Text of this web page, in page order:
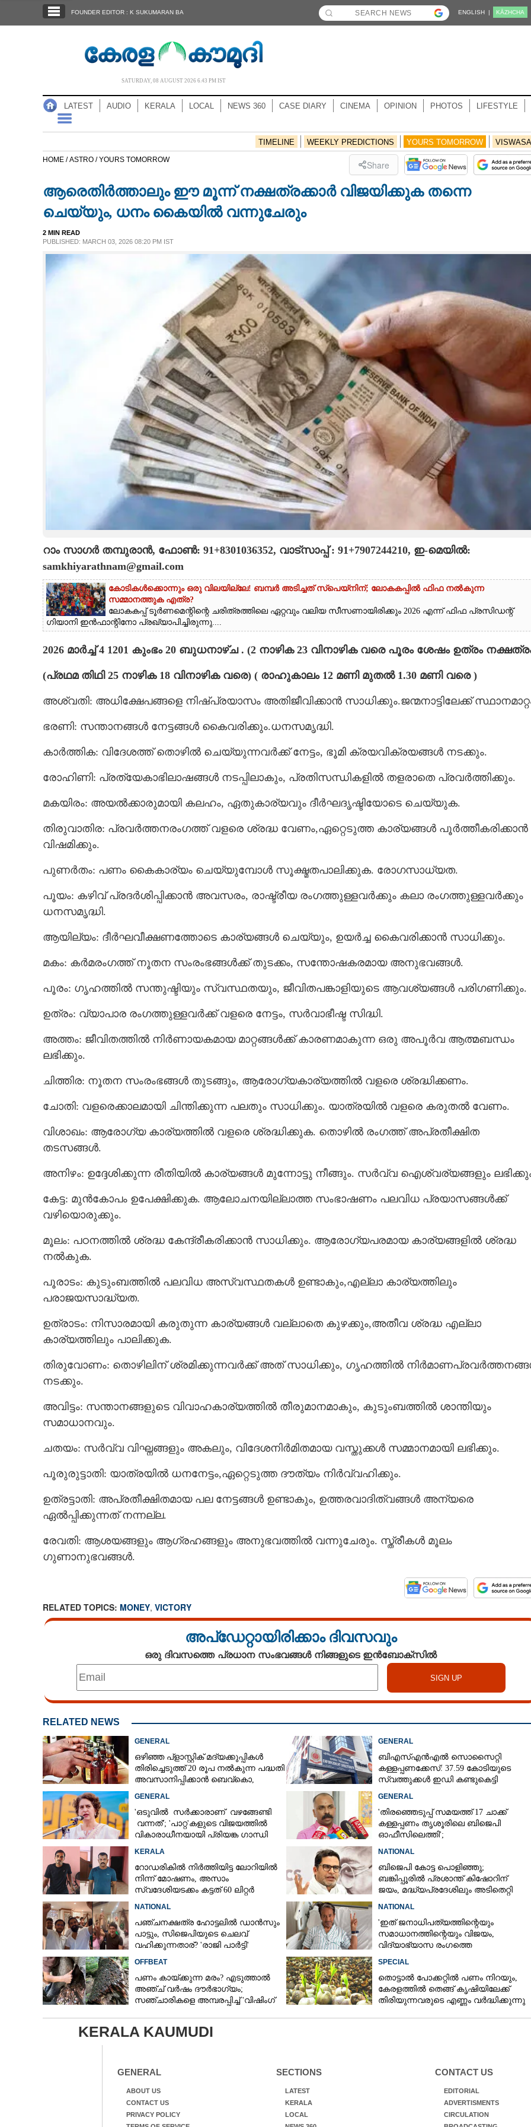
NOTIFIED NEWS
NEWS 360
CASE DIARY
CARTOONS
LITERATURE
CONTACT US
FOUNDER EDITOR : K SUKUMARAN BA ENGLISH | KĀZHCHA
SATURDAY, 08 AUGUST 2026 6.43 PM IST
LATEST AUDIO KERALA LOCAL NEWS 360 CASE DIARY CINEMA OPINION PHOTOS LIFESTYLE
TIMELINE WEEKLY PREDICTIONS YOURS TOMORROW
HOME /ASTRO /YOURS TOMORROW Share
ആരെതിർത്താലും ഈ മൂന്ന്‌ നക്ഷത്രക്കാർ വിജയിക്കുക തന്നെ
ചെയ്യും, ധനം കൈയിൽ വന്നുചേരും
2 MIN READ
PUBLISHED: MARCH 03, 2026 08:20 PM IST
റാം സാഗർ തമ്പുരാൻ, ഫോൺ: 91+8301036352, വാട്സാപ്പ് : 91+7907244210, ഇ-മെയിൽ:
samkhiyarathnam@gmail.com
കോടികൾക്കൊന്നും ഒരു വിലയില്ലേ! ബമ്പർ അടിച്ചത് സ്‌പെയ്നിന്; ലോകകപ്പിൽ ഫിഫ നൽകുന്ന
സമ്മാനത്തുക എത്ര?
ലോകകപ്പ് ടൂർണമെന്റിന്റെ ചരിത്രത്തിലെ ഏറ്റവും വലിയ സീസണായിരിക്കും 2026 എന്ന് ഫിഫ പ്രസിഡന്റ്
ഗിയാനി ഇൻഫാന്റിനോ പ്രഖ്യാപിച്ചിരുന്നു....
2026 മാർച്ച് 4 1201 കുംഭം 20 ബുധനാഴ്ച . (2 നാഴിക 23 വിനാഴിക വരെ പൂരം ശേഷം ഉത്രം
(പ്രഥമ തിഥി 25 നാഴിക 18 വിനാഴിക വരെ) ( രാഹുകാലം 12 മണി മുതൽ 1.30 മണി വരെ )
അശ്വതി: അധിക്ഷേപങ്ങളെ നിഷ്‌പ്രയാസം അതിജീവിക്കാൻ സാധിക്കും.ജന്മനാട്ടിലേക്ക്
ഭരണി: സന്താനങ്ങൾ നേട്ടങ്ങൾ കൈവരിക്കും.ധനസമൃദ്ധി.
കാർത്തിക: വിദേശത്ത് തൊഴിൽ ചെയ്യുന്നവർക്ക് നേട്ടം, ഭൂമി ക്രയവിക്രയങ്ങൾ നടക്കും.
രോഹിണി: പ്രത്യേകാഭിലാഷങ്ങൾ നടപ്പിലാകും, പ്രതിസന്ധികളിൽ തളരാതെ പ്രവർത്തിക്കും.
മകയിരം: അയൽക്കാരുമായി കലഹം, ഏതുകാര്യവും ദീർഘദൃഷ്ടിയോടെ ചെയ്യുക.
തിരുവാതിര: പ്രവർത്തനരംഗത്ത് വളരെ ശ്രദ്ധ വേണം,ഏറ്റെടുത്ത കാര്യങ്ങൾ പൂർത്തീകരിക്കാൻ
വിഷമിക്കും.
പുണർതം: പണം കൈകാര്യം ചെയ്യുമ്പോൾ സൂക്ഷ്മതപാലിക്കുക. രോഗസാധ്യത.
പൂയം: കഴിവ് പ്രദർശിപ്പിക്കാൻ അവസരം, രാഷ്ട്രീയ രംഗത്തുള്ളവർക്കും കലാ രംഗത്തുള്ളവർക്കും
ധനസമൃദ്ധി.
ആയില്യം: ദീർഘവീക്ഷണത്തോടെ കാര്യങ്ങൾ ചെയ്യും, ഉയർച്ച കൈവരിക്കാൻ സാധിക്കും.
മകം: കർമരംഗത്ത് നൂതന സംരംഭങ്ങൾക്ക് തുടക്കം, സന്തോഷകരമായ അനുഭവങ്ങൾ.
പൂരം: ഗൃഹത്തിൽ സന്തുഷ്ടിയും സ്വസ്ഥതയും, ജീവിതപങ്കാളിയുടെ ആവശ്യങ്ങൾ പരിഗണിക്കും.
ഉത്രം: വ്യാപാര രംഗത്തുള്ളവർക്ക് വളരെ നേട്ടം, സർവാഭീഷ്ട സിദ്ധി.
അത്തം: ജീവിതത്തിൽ നിർണായകമായ മാറ്റങ്ങൾക്ക് കാരണമാകുന്ന ഒരു അപൂർവ ആത്മബന്ധം
ലഭിക്കും.
ചിത്തിര: നൂതന സംരംഭങ്ങൾ തുടങ്ങും, ആരോഗ്യകാര്യത്തിൽ വളരെ ശ്രദ്ധിക്കണം.
ചോതി: വളരെക്കാലമായി ചിന്തിക്കുന്ന പലതും സാധിക്കും. യാത്രയിൽ വളരെ കരുതൽ വേണം.
വിശാഖം: ആരോഗ്യ കാര്യത്തിൽ വളരെ ശ്രദ്ധിക്കുക. തൊഴിൽ രംഗത്ത് അപ്രതീക്ഷിത
തടസങ്ങൾ.
അനിഴം: ഉദ്ദേശിക്കുന്ന രീതിയിൽ കാര്യങ്ങൾ മുന്നോട്ടു നീങ്ങും. സർവ്വ ഐശ്വര്യങ്ങളും
കേട്ട: മുൻകോപം ഉപേക്ഷിക്കുക. ആലോചനയില്ലാത്ത സംഭാഷണം പലവിധ പ്രയാസങ്ങൾക്ക്
വഴിയൊരുക്കും.
മൂലം: പഠനത്തിൽ ശ്രദ്ധ കേന്ദ്രീകരിക്കാൻ സാധിക്കും. ആരോഗ്യപരമായ കാര്യങ്ങളിൽ ശ്രദ്ധ
നൽകുക.
പൂരാടം: കുടുംബത്തിൽ പലവിധ അസ്വസ്ഥതകൾ ഉണ്ടാകും,എല്ലാ കാര്യത്തിലും
പരാജയസാദ്ധ്യത.
ഉത്രാടം: നിസാരമായി കരുതുന്ന കാര്യങ്ങൾ വല്ലാതെ കുഴക്കും,അതീവ ശ്രദ്ധ എല്ലാ
കാര്യത്തിലും പാലിക്കുക.
തിരുവോണം: തൊഴിലിന് ശ്രമിക്കുന്നവർക്ക് അത് സാധിക്കും, ഗൃഹത്തിൽ
നടക്കും.
അവിട്ടം: സന്താനങ്ങളുടെ വിവാഹകാര്യത്തിൽ തീരുമാനമാകും, കുടുംബത്തിൽ ശാന്തിയും
സമാധാനവും.
ചതയം: സർവ്വ വിഘ്നങ്ങളും അകലും, വിദേശനിർമിതമായ വസ്തുക്കൾ സമ്മാനമായി ലഭിക്കും.
പൂരുരുട്ടാതി: യാത്രയിൽ ധനനേട്ടം,ഏറ്റെടുത്ത ദൗത്യം നിർവ്വഹിക്കും.
ഉത്രട്ടാതി: അപ്രതീക്ഷിതമായ പല നേട്ടങ്ങൾ ഉണ്ടാകും, ഉത്തരവാദിത്വങ്ങൾ അന്യരെ
ഏൽപ്പിക്കുന്നത് നന്നല്ല.
രേവതി: ആശയങ്ങളും ആഗ്രഹങ്ങളും അനുഭവത്തിൽ വന്നുചേരും. സ്ത്രീകൾ മൂലം
ഗുണാനുഭവങ്ങൾ.
RELATED TOPICS: MONEY, VICTORY
അപ്ഡേറ്റായിരിക്കാം ദിവസവും
ഒരു ദിവസത്തെ പ്രധാന സംഭവങ്ങൾ നിങ്ങളുടെ ഇൻബോക്സിൽ
RELATED NEWS
GENERAL
ഒഴിഞ്ഞ പ്ളാസ്റ്റിക് മദ്യക്കുപ്പികൾ
തിരിച്ചെടുത്ത് 20 രൂപ നൽകുന്ന പദ്ധതി
അവസാനിപ്പിക്കാൻ ബെവ്‌കൊ,​
GENERAL
ബിഎസ്എൻഎൽ സൊസൈറ്റി
കള്ളപ്പണക്കേസ്: 37.59 കോടിയുടെ
സ്വത്തുക്കൾ ഇഡി കണ്ടുകെട്ടി
GENERAL
'ഒടുവിൽ സർക്കാരാണ് വഴങ്ങേണ്ടി
വന്നത്'; 'പാറ്റ'കളുടെ വിജയത്തിൽ
വികാരാധീനയായി പ്രിയങ്ക ഗാന്ധി
GENERAL
'തിരഞ്ഞെടുപ്പ് സമയത്ത് 17 ചാക്ക്
കള്ളപ്പണം തൃശൂരിലെ ബിജെപി
ഓഫീസിലെത്തി';
KERALA
റോഡരികിൽ നിർത്തിയിട്ട ലോറിയിൽ
നിന്ന് മോഷണം, അസാം
സ്വദേശിയടക്കം കട്ടത് 60 ലിറ്റർ
NATIONAL
ബിജെപി കോട്ട പൊളിഞ്ഞു;
ബങ്കിപ്പൂരിൽ പ്രശാന്ത് കിഷോറിന്
ജയം, മദ്ധ്യപ്രദേശിലും അടിതെറ്റി
NATIONAL
പഞ്ചനക്ഷത്ര ഹോട്ടലിൽ ഡാൻസും
പാട്ടും,​ സിജെപിയുടെ ചെലവ്
വഹിക്കുന്നതാര്?​ 'രാജി പാർട്ടി'
NATIONAL
'ഇത് ജനാധിപത്യത്തിന്റെയും
സമാധാനത്തിന്റെയും വിജയം,
വിദ്യാഭ്യാസ രംഗത്തെ
OFFBEAT
പണം കായ്ക്കുന്ന മരം?​ എടുത്താൽ
അഞ്ച് വർഷം ദൗർഭാഗ്യം;
സഞ്ചാരികളെ അമ്പരപ്പിച്ച് 'വിഷിംഗ്
SPECIAL
തൊട്ടാല്‍ പോക്കറ്റില്‍ പണം നിറയും,
കേരളത്തില്‍ തെങ്ങ് കൃഷിയിലേക്ക്
തിരിയുന്നവരുടെ എണ്ണം വര്‍ദ്ധിക്കുന്നു
KERALA KAUMUDI
GENERAL
ABOUT US
CONTACT US
PRIVACY POLICY
SECTIONS
LATEST
KERALA
LOCAL
CONTACT US
EDITORIAL
ADVERTISMENTS
CIRCULATION
ആരെതിർത്താലും ഈ മൂന്ന്‌ നക്ഷത്രക്കാർ
Share this link